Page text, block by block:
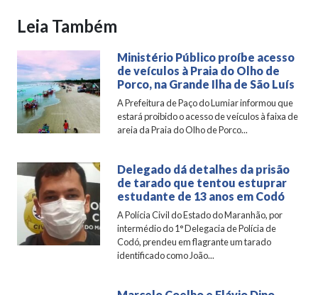
Leia Também
Ministério Público proíbe acesso
de veículos à Praia do Olho de
Porco, na Grande Ilha de São Luís
A Prefeitura de Paço do Lumiar informou que
estará proibido o acesso de veículos à faixa de
areia da Praia do Olho de Porco...
Delegado dá detalhes da prisão
de tarado que tentou estuprar
estudante de 13 anos em Codó
A Polícia Civil do Estado do Maranhão, por
intermédio do 1° Delegacia de Polícia de
Codó, prendeu em flagrante um tarado
identificado como João...